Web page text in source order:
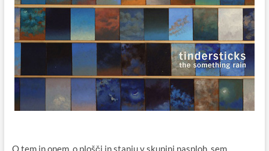
O tem in onem, o plošči in stanju v skupini nasploh, sem